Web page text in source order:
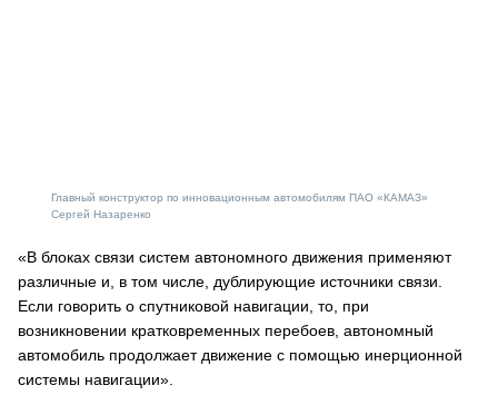
Главный конструктор по инновационным автомобилям ПАО «КАМАЗ»
Сергей Назаренко
«В блоках связи систем автономного движения применяют
различные и, в том числе, дублирующие источники связи.
Если говорить о спутниковой навигации, то, при
возникновении кратковременных перебоев, автономный
автомобиль продолжает движение с помощью инерционной
системы навигации».